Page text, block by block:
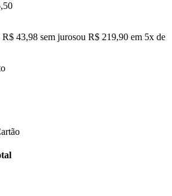
,50
43,98 sem jurosou R$ 219,90 em 5x de